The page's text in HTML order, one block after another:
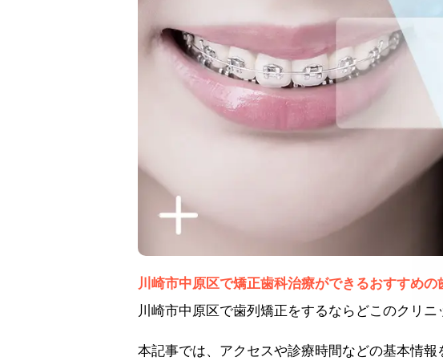
川崎市中原区で矯正歯科治療ができるおすすめの
川崎市中原区で歯列矯正をするならどこのクリ
本記事では、アクセスや診療時間などの基本情